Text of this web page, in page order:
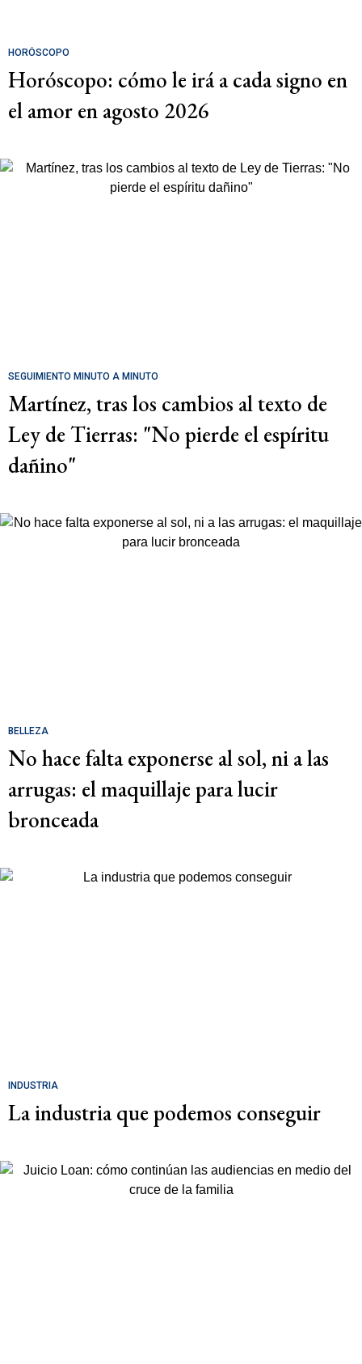
HORÓSCOPO
Horóscopo: cómo le irá a cada signo en
el amor en agosto 2026
SEGUIMIENTO MINUTO A MINUTO
Martínez, tras los cambios al texto de
Ley de Tierras: "No pierde el espíritu
dañino"
BELLEZA
No hace falta exponerse al sol, ni a las
arrugas: el maquillaje para lucir
bronceada
INDUSTRIA
La industria que podemos conseguir